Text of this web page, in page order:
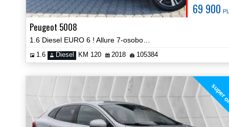
69 900
Peugeot 5008
1.6 Diesel KM 120 2018 105384